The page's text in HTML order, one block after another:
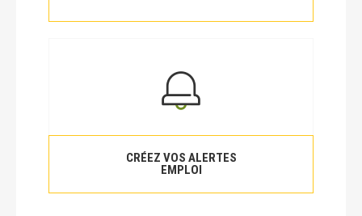
CRÉEZ VOS ALERTES
EMPLOI